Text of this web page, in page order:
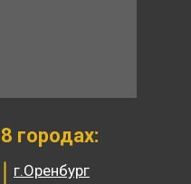
г.Оренбург
городах: